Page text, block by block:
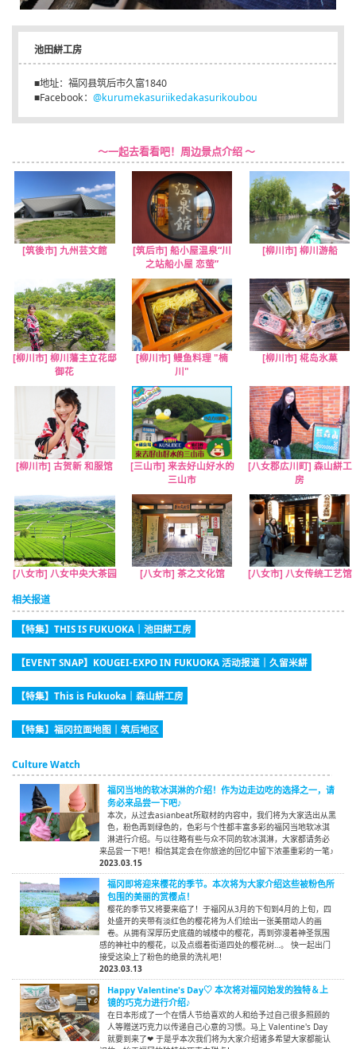
池田絣工房
■地址：福冈县筑后市久富1840
■Facebook： @kurumekasuriikedakasurikoubou
～一起去看看吧！周边景点介绍 ～
[筑後市] 九州芸文館
[筑后市] 船小屋温泉“川
之站船小屋 恋萤”
[柳川市] 柳川游船
[柳川市] 柳川藩主立花邸
御花
[柳川市] 鳗鱼料理 "楠
川"
[柳川市] 椛岛氷菓
[柳川市] 古贺新 和服馆
[三山市] 来去好山好水的
三山市
[八女郡広川町] 森山絣工
房
[八女市] 八女中央大茶园 [八女市] 茶之文化馆 [八女市] 八女传统工艺馆
相关报道
【特集】THIS IS FUKUOKA｜池田絣工房
【EVENT SNAP】KOUGEI-EXPO IN FUKUOKA 活动报道｜久留米絣
【特集】This is Fukuoka｜森山絣工房
【特集】福冈拉面地图｜筑后地区
Culture Watch
福冈当地的软冰淇淋的介绍！作为边走边吃的选择之一，请
务必来品尝一下吧♪
本次，从过去asianbeat所取材的内容中，我们将为大家选出从黑
色，粉色再到绿色的，色彩与个性都丰富多彩的福冈当地软冰淇
淋进行介绍。与以往略有些与众不同的软冰淇淋，大家都请务必
来品尝一下吧！相信其定会在你旅途的回忆中留下浓墨重彩的一笔♪
2023.03.15
福冈即将迎来樱花的季节。本次将为大家介绍这些被粉色所
包围的美丽的赏樱点！
樱花的季节又将要来临了！于福冈从3月的下旬到4月的上旬，四
处盛开的夹带有淡红色的樱花将为人们绘出一张美丽动人的画
卷。从拥有深厚历史底蕴的城楼中的樱花，再到弥漫着神圣氛围
感的神社中的樱花，以及点缀着街道四处的樱花树…。 快一起出门
接受这染上了粉色的绝景的洗礼吧！
2023.03.13
Happy Valentine's Day♡ 本次将对福冈始发的独特＆上
镜的巧克力进行介绍♪
在日本形成了一个在情人节给喜欢的人和给予过自己很多照顾的
人等赠送巧克力以传递自己心意的习惯。马上 Valentine's Day
就要到来了❤ 于是乎本次我们将为大家介绍诸多希望大家都能认